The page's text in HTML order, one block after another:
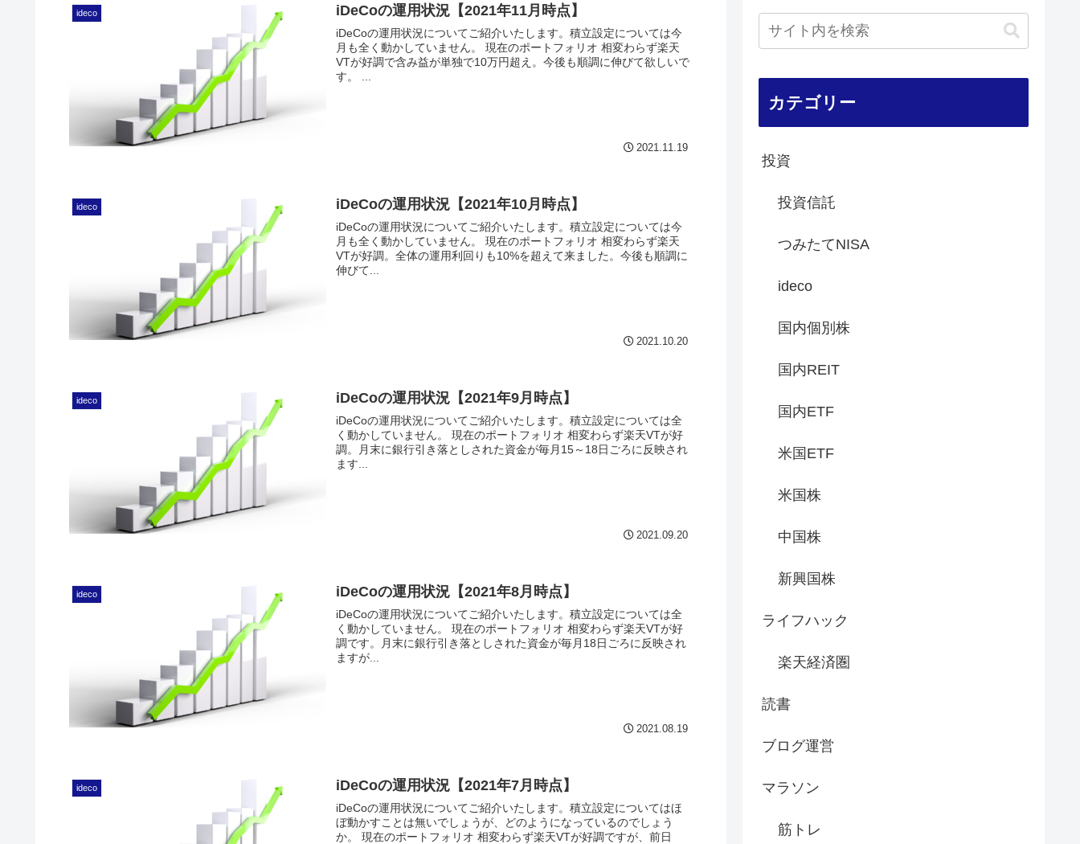
ideco iDeCoの運用状況【2021年11月時点】
iDeCoの運用状況についてご紹介いたします。積立設定については今
月も全く動かしていません。 現在のポートフォリオ 相変わらず楽天
VTが好調で含み益が単独で10万円超え。今後も順調に伸びて欲しいで
す。 ...
2021.11.19
ideco iDeCoの運用状況【2021年10月時点】
iDeCoの運用状況についてご紹介いたします。積立設定については今
月も全く動かしていません。 現在のポートフォリオ 相変わらず楽天
VTが好調。全体の運用利回りも10%を超えて来ました。今後も順調に
伸びて...
2021.10.20
ideco iDeCoの運用状況【2021年9月時点】
iDeCoの運用状況についてご紹介いたします。積立設定については全
く動かしていません。 現在のポートフォリオ 相変わらず楽天VTが好
調。月末に銀行引き落としされた資金が毎月15～18日ごろに反映され
ます...
2021.09.20
ideco iDeCoの運用状況【2021年8月時点】
iDeCoの運用状況についてご紹介いたします。積立設定については全
く動かしていません。 現在のポートフォリオ 相変わらず楽天VTが好
調です。月末に銀行引き落としされた資金が毎月18日ごろに反映され
ますが...
2021.08.19
ideco iDeCoの運用状況【2021年7月時点】
iDeCoの運用状況についてご紹介いたします。積立設定についてはほ
ぼ動かすことは無いでしょうが、どのようになっているのでしょう
か。 現在のポートフォリオ 相変わらず楽天VTが好調ですが、前日
カテゴリー
投資
投資信託
つみたてNISA
ideco
国内個別株
国内REIT
国内ETF
米国ETF
米国株
中国株
新興国株
ライフハック
楽天経済圏
読書
ブログ運営
マラソン
筋トレ